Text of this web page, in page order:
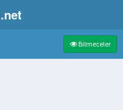
Bilmeceler